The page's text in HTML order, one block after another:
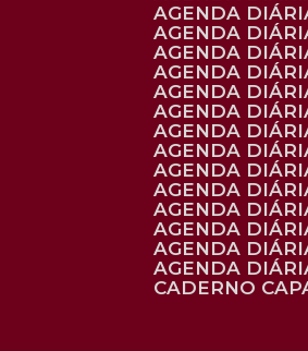
AGENDA
AGENDA
AGENDA
AGENDA
AGENDA
AGENDA
AGENDA
AGENDA
AGENDA
AGENDA
AGENDA
AGENDA
AGENDA
AGENDA
CADERNO